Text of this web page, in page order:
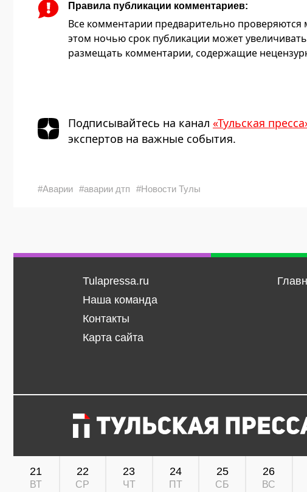
Правила публикации комментариев:
Все комментарии предварительно
этом ночью срок публикации может
размещать комментарии, содержащие
Подписывайтесь на канал «Тульская
экспертов на важные события.
#Аварии #аварии дтп #Новости Тулы
Tulapressa.ru
Наша команда
Контакты
Карта сайта
21
ВТ
22
СР
23
ЧТ
24
ПТ
25
СБ
26
ВС